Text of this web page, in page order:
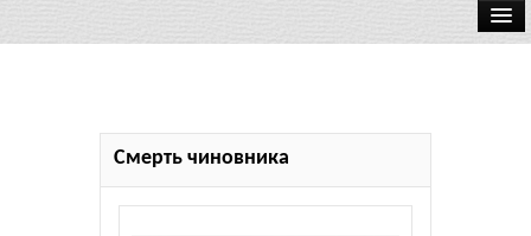
Смерть чиновника